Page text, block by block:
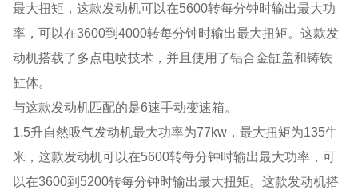
最大扭矩，这款发动机可以在5600转每分钟时输出最大功
率，可以在3600到4000转每分钟时输出最大扭矩。这款发
动机搭载了多点电喷技术，并且使用了铝合金缸盖和铸铁
缸体。
与这款发动机匹配的是6速手动变速箱。
1.5升自然吸气发动机最大功率为77kw，最大扭矩为135牛
米，这款发动机可以在5600转每分钟时输出最大功率，可
以在3600到5200转每分钟时输出最大扭矩。这款发动机搭